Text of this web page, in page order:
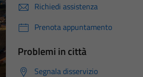
Richiedi assistenza
Prenota appuntamento
Problemi in città
Segnala disservizio